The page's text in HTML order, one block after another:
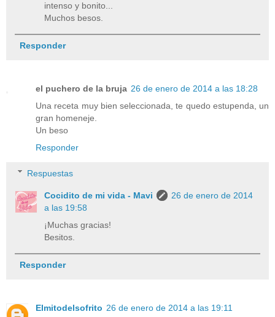
intenso y bonito...
Muchos besos.
Responder
el puchero de la bruja 26 de enero de 2014 a las 18:28
Una receta muy bien seleccionada, te quedo estupenda, un
gran homeneje.
Un beso
Responder
Respuestas
Cocidito de mi vida - Mavi
26 de enero de 2014
a las 19:58
¡Muchas gracias!
Besitos.
Responder
Elmitodelsofrito 26 de enero de 2014 a las 19:11